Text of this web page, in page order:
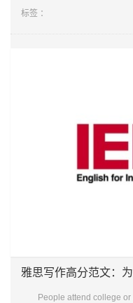
标签 ：
雅思写作高分范文：
People attend college or